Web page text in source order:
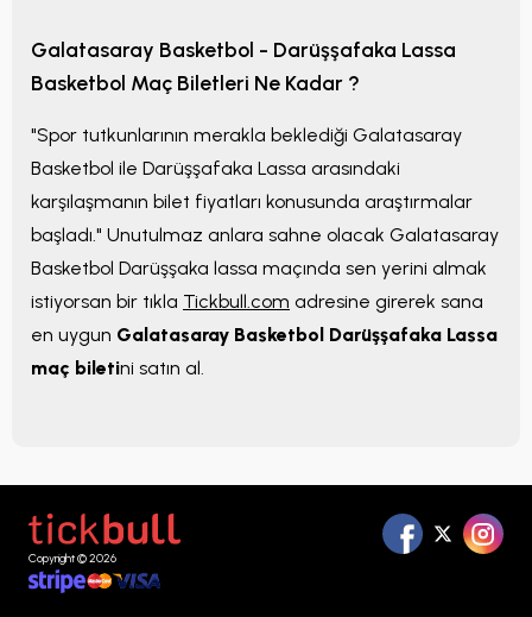
Galatasaray Basketbol - Darüşşafaka Lassa
Basketbol Maç Biletleri Ne Kadar ?
"Spor tutkunlarının merakla beklediği Galatasaray
Basketbol ile Darüşşafaka Lassa arasındaki
karşılaşmanın bilet fiyatları konusunda araştırmalar
başladı." Unutulmaz anlara sahne olacak Galatasaray
Basketbol Darüşşaka lassa maçında sen yerini almak
istiyorsan bir tıkla Tickbull.com adresine girerek sana
en uygun Galatasaray Basketbol Darüşşafaka Lassa
maç biletini satın al.
Copyright © 2026